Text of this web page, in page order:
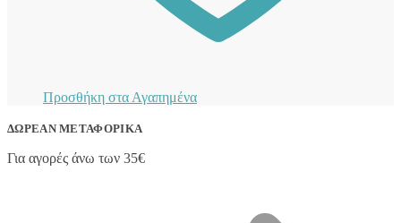
Προσθήκη στα Αγαπημένα
ΔΩΡΕΆΝ ΜΕΤΑΦΟΡΙΚΆ
Για αγορές άνω των 35€